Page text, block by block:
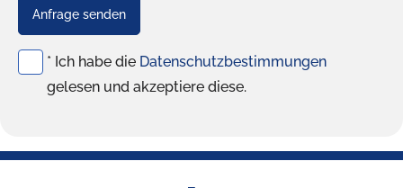
Anfrage senden
* Ich habe die Datenschutzbestimmungen
gelesen und akzeptiere diese.